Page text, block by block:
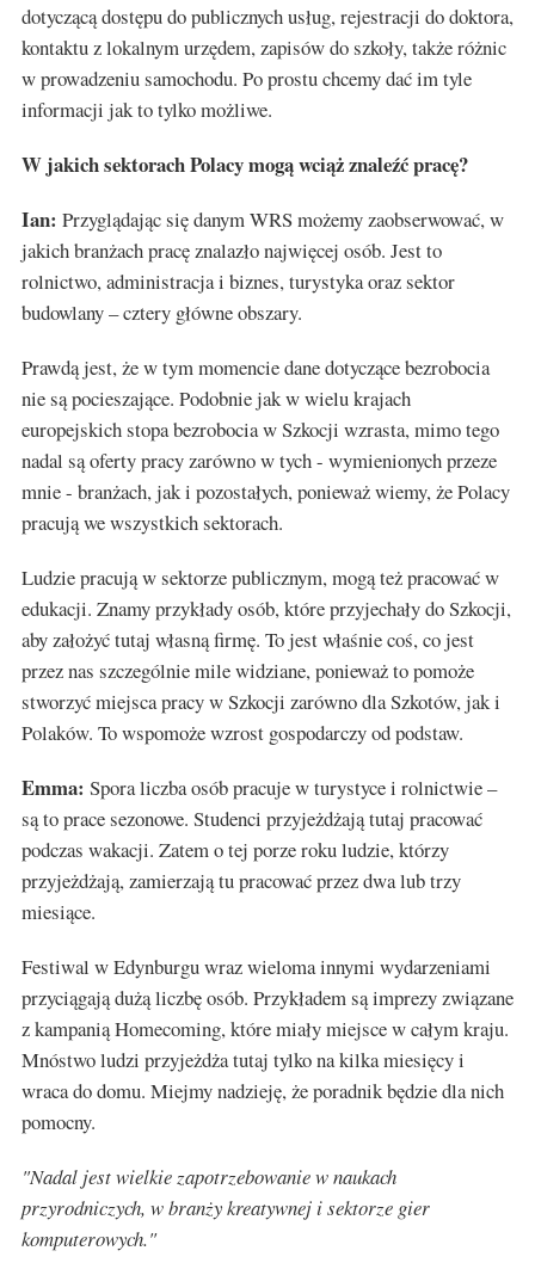
dotyczącą dostępu do publicznych usług, rejestracji do doktora,
kontaktu z lokalnym urzędem, zapisów do szkoły, także różnic
w prowadzeniu samochodu. Po prostu chcemy dać im tyle
informacji jak to tylko możliwe.
W jakich sektorach Polacy mogą wciąż znaleźć pracę?
Ian: Przyglądając się danym WRS możemy zaobserwować, w
jakich branżach pracę znalazło najwięcej osób. Jest to
rolnictwo, administracja i biznes, turystyka oraz sektor
budowlany – cztery główne obszary.
Prawdą jest, że w tym momencie dane dotyczące bezrobocia
nie są pocieszające. Podobnie jak w wielu krajach
europejskich stopa bezrobocia w Szkocji wzrasta, mimo tego
nadal są oferty pracy zarówno w tych - wymienionych przeze
mnie - branżach, jak i pozostałych, ponieważ wiemy, że Polacy
pracują we wszystkich sektorach.
Ludzie pracują w sektorze publicznym, mogą też pracować w
edukacji. Znamy przykłady osób, które przyjechały do Szkocji,
aby założyć tutaj własną firmę. To jest właśnie coś, co jest
przez nas szczególnie mile widziane, ponieważ to pomoże
stworzyć miejsca pracy w Szkocji zarówno dla Szkotów, jak i
Polaków. To wspomoże wzrost gospodarczy od podstaw.
Emma: Spora liczba osób pracuje w turystyce i rolnictwie –
są to prace sezonowe. Studenci przyjeżdżają tutaj pracować
podczas wakacji. Zatem o tej porze roku ludzie, którzy
przyjeżdżają, zamierzają tu pracować przez dwa lub trzy
miesiące.
Festiwal w Edynburgu wraz wieloma innymi wydarzeniami
przyciągają dużą liczbę osób. Przykładem są imprezy związane
z kampanią Homecoming, które miały miejsce w całym kraju.
Mnóstwo ludzi przyjeżdża tutaj tylko na kilka miesięcy i
wraca do domu. Miejmy nadzieję, że poradnik będzie dla nich
pomocny.
"Nadal jest wielkie zapotrzebowanie w naukach
przyrodniczych, w branży kreatywnej i sektorze gier
komputerowych."